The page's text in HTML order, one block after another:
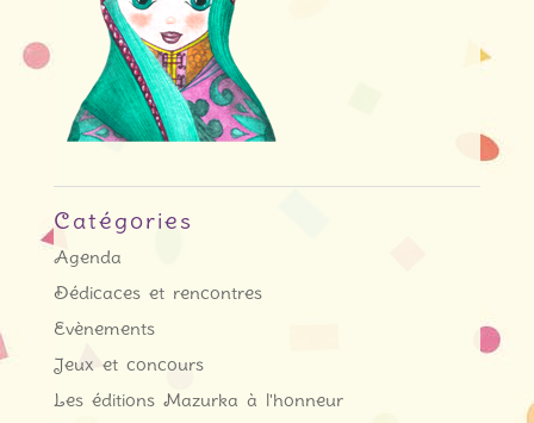
Catégories
Agenda
Dédicaces et rencontres
Evènements
Jeux et concours
Les éditions Mazurka à l'honneur